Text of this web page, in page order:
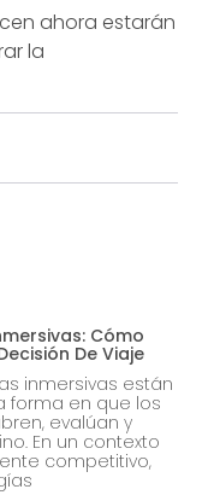
ahora estarán
la
Cómo
De Viaje
inmersivas están
forma en que los
evalúan y
En un contexto
competitivo,